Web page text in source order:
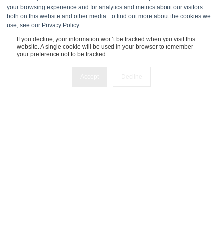
your browsing experience and for analytics and metrics about our visitors
both on this website and other media. To find out more about the cookies we
use, see our Privacy Policy.
If you decline, your information won’t be tracked when you visit this
website. A single cookie will be used in your browser to remember
your preference not to be tracked.
FBNummer:
FN618232s
Telefon:
+43 1 25 300 25 351